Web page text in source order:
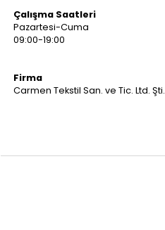
Çalışma Saatleri
Pazartesi-Cuma
09:00-19:00
Firma
Carmen Tekstil San. ve Tic. Ltd. Şti.